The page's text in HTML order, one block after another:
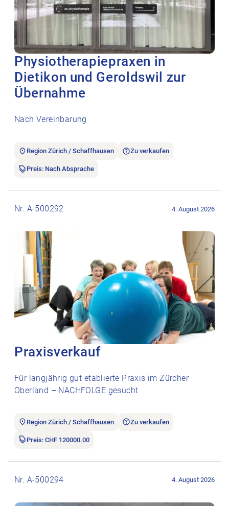
Physiotherapiepraxen in
Dietikon und Geroldswil zur
Übernahme
Nach Vereinbarung
Region Zürich / Schaffhausen Zu verkaufen
Preis: Nach Absprache
Nr. A-500292 4. August 2026
Praxisverkauf
Für langjährig gut etablierte Praxis im Zürcher
Oberland – NACHFOLGE gesucht
Region Zürich / Schaffhausen Zu verkaufen
Preis: CHF 120000.00
Nr. A-500294 4. August 2026